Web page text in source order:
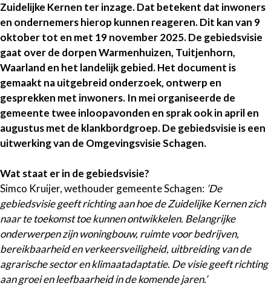
Zuidelijke Kernen ter inzage. Dat betekent dat inwoners
en ondernemers hierop kunnen reageren. Dit kan van 9
oktober tot en met 19 november 2025. De gebiedsvisie
gaat over de dorpen Warmenhuizen, Tuitjenhorn,
Waarland en het landelijk gebied. Het document is
gemaakt na uitgebreid onderzoek, ontwerp en
gesprekken met inwoners. In mei organiseerde de
gemeente twee inloopavonden en sprak ook in april en
augustus met de klankbordgroep. De gebiedsvisie is een
uitwerking van de Omgevingsvisie Schagen.
Wat staat er in de gebiedsvisie?
Simco Kruijer, wethouder gemeente Schagen: ’De
gebiedsvisie geeft richting aan hoe de Zuidelijke Kernen zich
naar te toekomst toe kunnen ontwikkelen. Belangrijke
onderwerpen zijn woningbouw, ruimte voor bedrijven,
bereikbaarheid en verkeersveiligheid, uitbreiding van de
agrarische sector en klimaatadaptatie. De visie geeft richting
aan groei en leefbaarheid in de komende jaren.’